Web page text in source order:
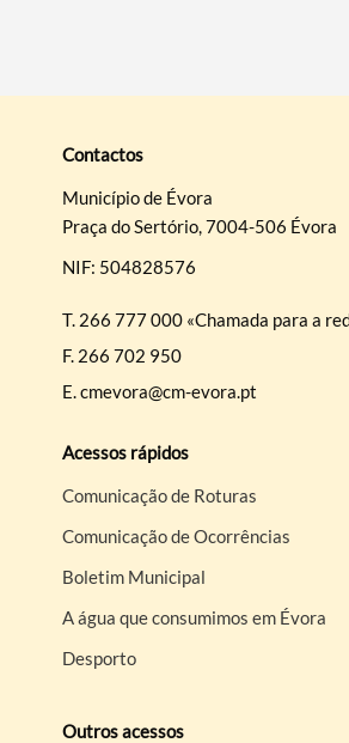
Contactos
Município de Évora
Praça do Sertório, 7004-506 Évora
NIF: 504828576
T. 266 777 000 «Chamada para a
F. 266 702 950
E.cmevora@cm-evora.pt
Acessos rápidos
Comunicação de Roturas
Comunicação de Ocorrências
Boletim Municipal
A água que consumimos em Évora
Desporto
Outros acessos